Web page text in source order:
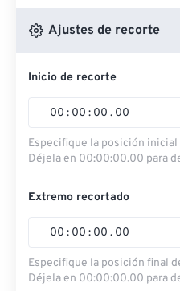
Ajustes de recorte
Inicio de recorte
00 : 00 : 00 . 00
Especifique la posición inicial
Déjela en 00:00:00.00 para
Extremo recortado
00 : 00 : 00 . 00
Especifique la posición final
Déjela en 00:00:00.00 para